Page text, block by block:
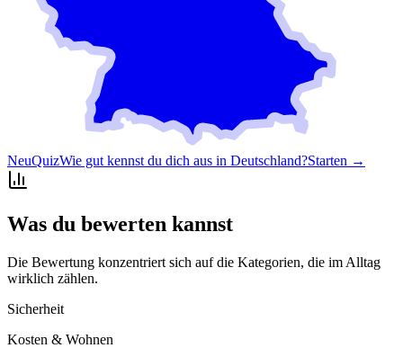
NeuQuizWie gut kennst du dich aus in Deutschland?Starten →
Was du bewerten kannst
Die Bewertung konzentriert sich auf die Kategorien, die im Alltag
wirklich zählen.
Sicherheit
Kosten & Wohnen